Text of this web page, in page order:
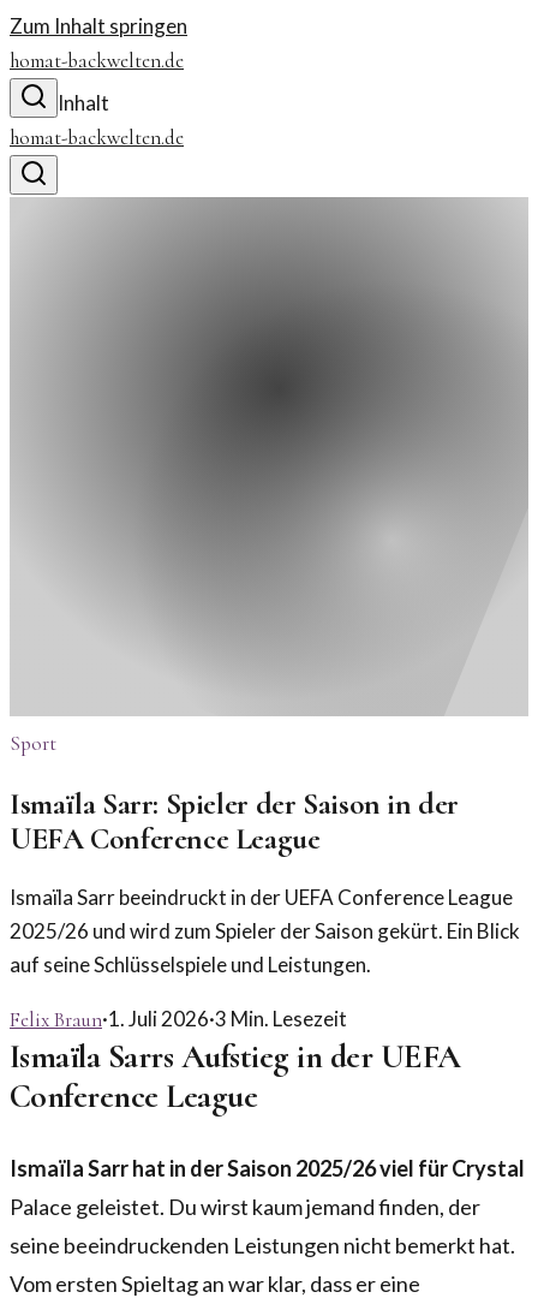
Zum Inhalt springen
homat-backwelten.de
Inhalt
homat-backwelten.de
Sport
Ismaïla Sarr: Spieler der Saison in der
UEFA Conference League
Ismaïla Sarr beeindruckt in der UEFA Conference League
2025/26 und wird zum Spieler der Saison gekürt. Ein Blick
auf seine Schlüsselspiele und Leistungen.
Felix Braun·1. Juli 2026·3 Min. Lesezeit
Ismaïla Sarrs Aufstieg in der UEFA
Conference League
Ismaïla Sarr hat in der Saison 2025/26 viel für Crystal
Palace geleistet. Du wirst kaum jemand finden, der
seine beeindruckenden Leistungen nicht bemerkt hat.
Vom ersten Spieltag an war klar, dass er eine